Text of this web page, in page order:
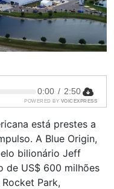
0:00 / 2:50
POWERED BY VOICEXPRESS
está prestes a
A Blue Origin,
bilionário Jeff
de US$ 600 milhões
Park,